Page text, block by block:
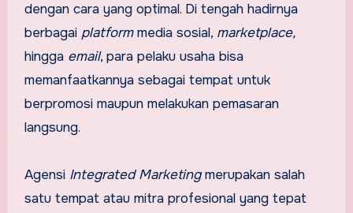
dengan cara yang optimal. Di tengah hadirnya
berbagai platformmedia sosial, marketplace,
hingga email, para pelaku usaha bisa
memanfaatkannya sebagai tempat untuk
berpromosi maupun melakukan pemasaran
langsung.
Agensi Integrated Marketingmerupakan salah
satu tempat atau mitra profesional yang tepat